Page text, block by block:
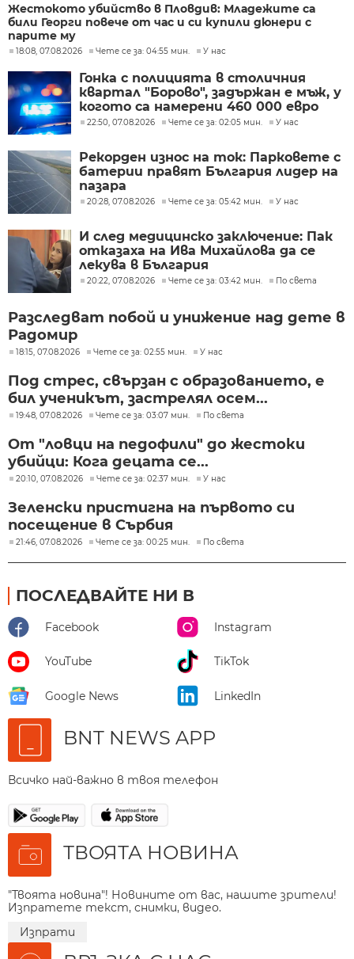
Жестокото убийство в Пловдив: Младежите са
били Георги повече от час и си купили дюнери с
парите му
18:08, 07.08.2026 Чете се за: 04:55 мин. У нас
Гонка с полицията в столичния
квартал "Борово", задържан е мъж, у
когото са намерени 460 000 евро
22:50, 07.08.2026 Чете се за: 02:05 мин. У нас
Рекорден износ на ток: Парковете с
батерии правят България лидер на
пазара
20:28, 07.08.2026 Чете се за: 05:42 мин. У нас
И след медицинско заключение: Пак
отказаха на Ива Михайлова да се
лекува в България
20:22, 07.08.2026 Чете се за: 03:42 мин. По света
Разследват побой и унижение над дете в
Радомир
18:15, 07.08.2026 Чете се за: 02:55 мин. У нас
Под стрес, свързан с образованието, е
бил ученикът, застрелял осем...
19:48, 07.08.2026 Чете се за: 03:07 мин. По света
От "ловци на педофили" до жестоки
убийци: Кога децата се...
20:10, 07.08.2026 Чете се за: 02:37 мин. У нас
Зеленски пристигна на първото си
посещение в Сърбия
21:46, 07.08.2026 Чете се за: 00:25 мин. По света
ПОСЛЕДВАЙТЕ НИ В
Facebook Instagram
YouTube TikTok
Google News LinkedIn
BNT NEWS APP
Всичко най-важно в твоя телефон
ТВОЯТА НОВИНА
"Твоята новина"! Новините от вас, нашите зрители!
Изпратете текст, снимки, видео.
Изпрати